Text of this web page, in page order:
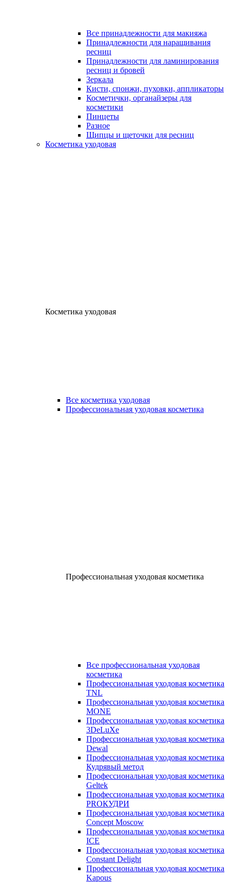
Все принадлежности для макияжа
Принадлежности для наращивания
ресниц
Принадлежности для ламинирования
ресниц и бровей
Зеркала
Кисти, спонжи, пуховки, аппликаторы
Косметички, органайзеры для
косметики
Пинцеты
Разное
Щипцы и щеточки для ресниц
Косметика уходовая
Косметика уходовая
Все косметика уходовая
Профессиональная уходовая косметика
Профессиональная уходовая косметика
Все профессиональная уходовая
косметика
Профессиональная уходовая косметика
TNL
Профессиональная уходовая косметика
MONE
Профессиональная уходовая косметика
3DeLuXe
Профессиональная уходовая косметика
Dewal
Профессиональная уходовая косметика
Кудрявый метод
Профессиональная уходовая косметика
Geltek
Профессиональная уходовая косметика
PROКУДРИ
Профессиональная уходовая косметика
Concept Moscow
Профессиональная уходовая косметика
ICE
Профессиональная уходовая косметика
Constant Delight
Профессиональная уходовая косметика
Kapous